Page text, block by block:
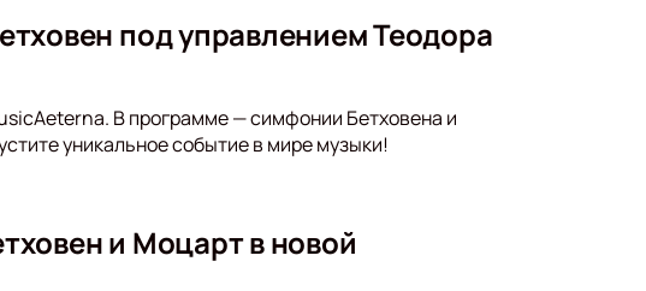
под управлением Теодора
В программе — симфонии Бетховена и
уникальное событие в мире музыки!
и Моцарт в новой